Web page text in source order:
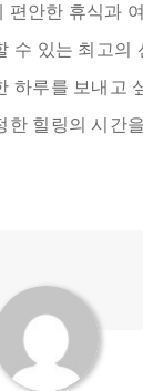
편안한 휴식과
수 있는 최고의
하루를 보내고
힐링의 시간